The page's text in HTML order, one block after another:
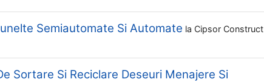
Semiautomate Si Automate la Cipsor Construct
Sortare Si Reciclare Deseuri Menajere Si